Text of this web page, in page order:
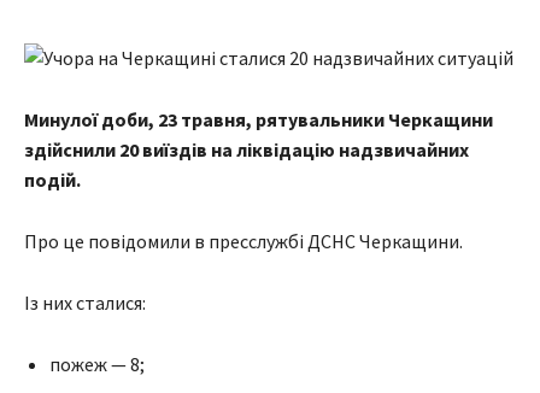
Минулої доби, 23 травня, рятувальники Черкащини
здійснили 20 виїздів на ліквідацію надзвичайних
подій.
Про це повідомили в пресслужбі ДСНС Черкащини.
Із них сталися:
пожеж — 8;